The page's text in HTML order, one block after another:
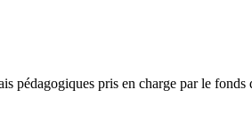
pédagogiques pris en charge par le